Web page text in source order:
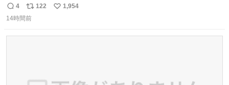
ていくw
返
信
4
リ
ポ
122
い
1,954
14時間前